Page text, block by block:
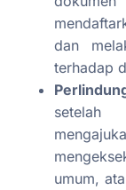
dan
terhadap
setelah
umum,